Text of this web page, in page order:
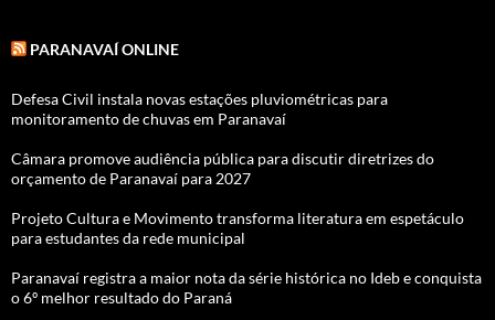
PARANAVAÍ ONLINE
Defesa Civil instala novas estações pluviométricas para
monitoramento de chuvas em Paranavaí
Câmara promove audiência pública para discutir diretrizes do
orçamento de Paranavaí para 2027
Projeto Cultura e Movimento transforma literatura em espetáculo
para estudantes da rede municipal
Paranavaí registra a maior nota da série histórica no Ideb e conquista
o 6º melhor resultado do Paraná